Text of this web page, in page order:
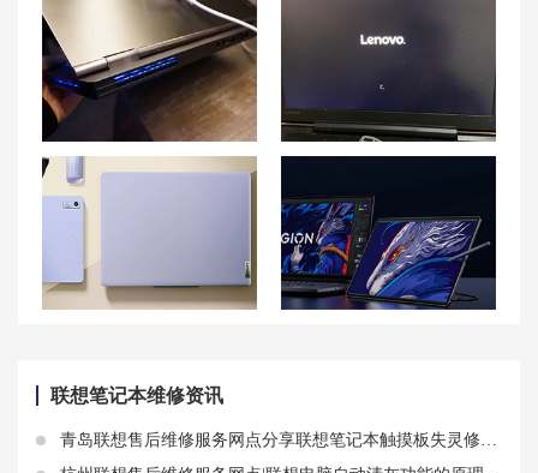
联想拯救者Y9000K笔记本外壳磨损严重？完美修复攻略！ 联想小新笔记本无法彻底关机的解决方法及强制关机操作步骤
联想笔记本维修资讯
青岛联想售后维修服务网点分享联想笔记本触摸板失灵修复小技巧